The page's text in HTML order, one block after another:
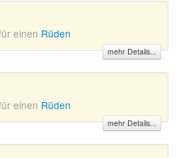
einen Rüden
mehr Details...
einen Rüden
mehr Details...